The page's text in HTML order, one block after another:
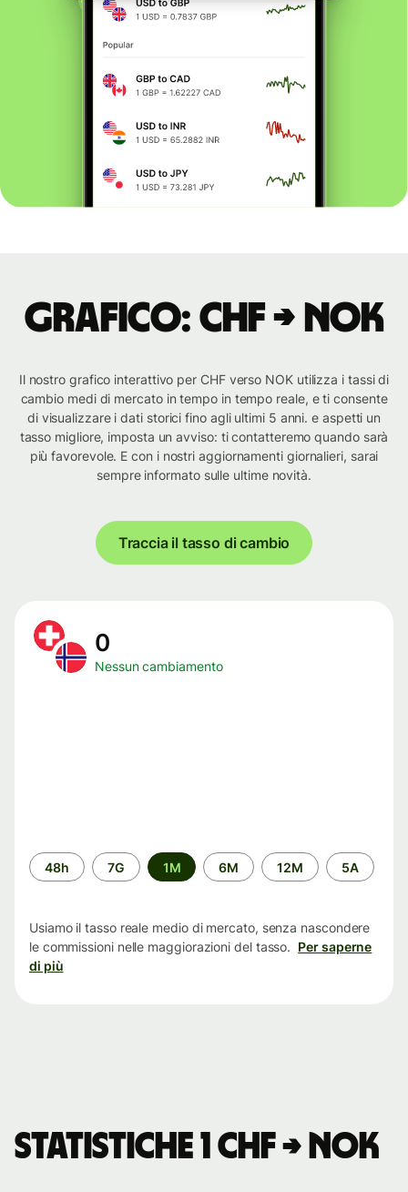
Grafico: CHF → NOK
Il nostro grafico interattivo per CHF verso NOK utilizza i tassi di
cambio medi di mercato in tempo in tempo reale, e ti consente
di visualizzare i dati storici fino agli ultimi 5 anni. e aspetti un
tasso migliore, imposta un avviso: ti contatteremo quando sarà
più favorevole. E con i nostri aggiornamenti giornalieri, sarai
sempre informato sulle ultime novità.
Traccia il tasso di cambio
0
Nessun cambiamento
Periodo
di
48h 7G 1M 6M 12M 5A
Usiamo il tasso reale medio di mercato, senza nascondere
le commissioni nelle maggiorazioni del tasso. Per saperne
di più
Statistiche 1 CHF → NOK